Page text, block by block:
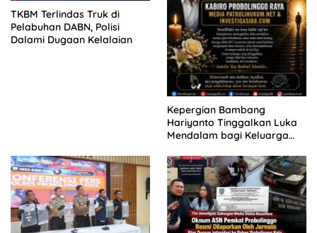
TKBM Terlindas Truk di
Pelabuhan DABN, Polisi
Dalami Dugaan Kelalaian
Kepergian Bambang
Hariyanto Tinggalkan Luka
Mendalam bagi Keluarga